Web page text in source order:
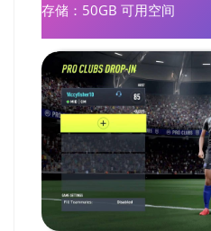
‌存储‌：50GB 可用空间